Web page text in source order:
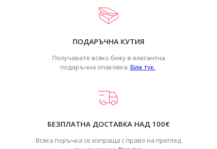
ПОДАРЪЧНА КУТИЯ
Получавате всяко бижу в елегантна
подаръчна опаковка. Виж тук.
БЕЗПЛАТНА ДОСТАВКА НАД 100€
Всяка поръчка се изпраща с право на преглед